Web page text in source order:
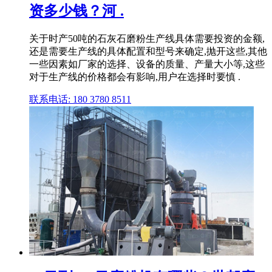
资多少钱？河 .
关于时产50吨的石灰石磨粉生产线具体需要投资的金额,
还是需要生产线的具体配置和型号来确定,抛开这些,其他
一些因素如厂家的选择、设备的质量、产量大小等,这些
对于生产线的价格都会有影响,用户在选择时要慎 .
联系电话: 180 3780 8511